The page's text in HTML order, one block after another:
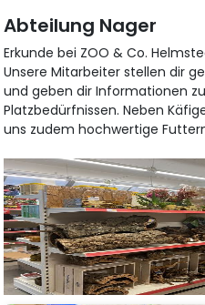
Abteilung Nager
Erkunde bei ZOO & Co.
Unsere Mitarbeiter stellen dir
und geben dir Informationen
Platzbedürfnissen. Neben
uns zudem hochwertige